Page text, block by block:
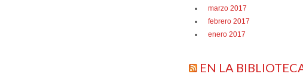
marzo 2017
febrero 2017
enero 2017
EN LA